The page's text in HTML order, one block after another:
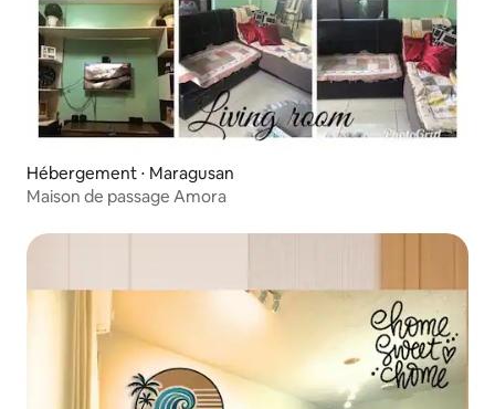
Hébergement ⋅ Maragusan
Maison de passage Amora